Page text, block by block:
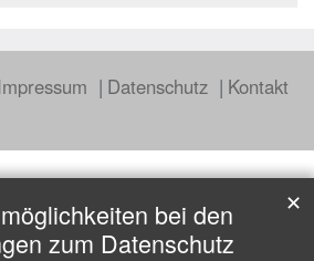
Datenschutz
Kontakt
bei den
zum Datenschutz
✕